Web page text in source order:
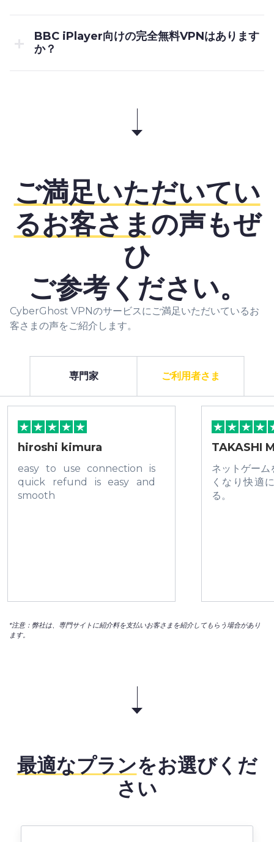
BBC iPlayer向けの完全無料VPNはあります
か？
ご満足いただいてい
るお客さまの声もぜ
ひ
ご参考ください。
CyberGhost VPNのサービスにご満足いただいているお
客さまの声をご紹介します。
専門家 ご利用者さま
hiroshi kimura
easy to use connection is
quick refund is easy and
smooth
TAKASHI
ネットゲー
くなり快適
る。
*注意：弊社は、専門サイトに紹介料を支払いお客さまを紹介してもらう場合があり
ます。
最適なプランをお選びくだ
さい